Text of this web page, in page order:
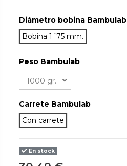
Diámetro bobina Bambulab
Bobina 1´75 mm.
Peso Bambulab
Carrete Bambulab
Con carrete
En stock